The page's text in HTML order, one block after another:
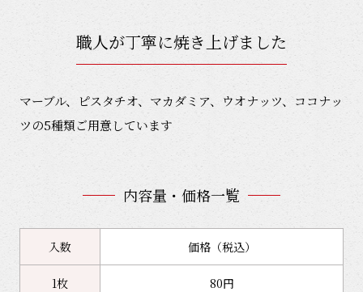
職人が丁寧に焼き上げました
マーブル、ピスタチオ、マカダミア、ウオナッツ、ココナッ
ツの5種類ご用意しています
内容量・価格一覧
入数 価格（税込）
1枚 80円